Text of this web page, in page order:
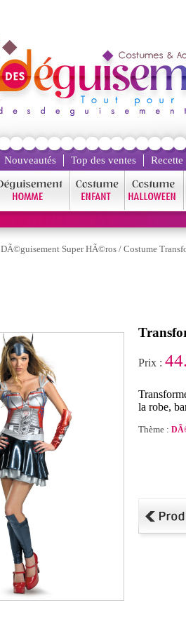
Nouveautés Top des ventes
DÃ©guisement Super HÃ©ros / Costume
Prix :
la robe,
Thème :